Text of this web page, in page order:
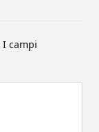
I campi